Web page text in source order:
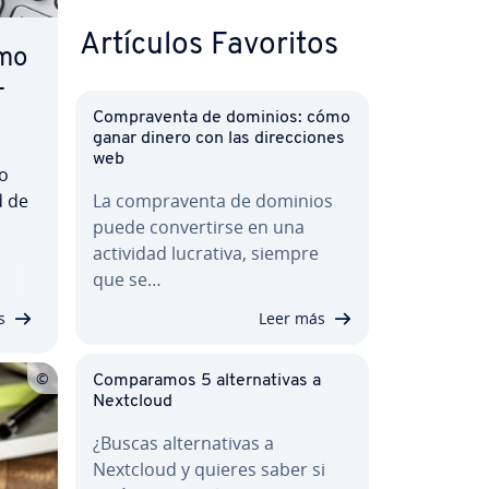
de
Artículos Favoritos
Co­m­pra­ve­n­ta de dominios: cómo
ganar dinero con las di­re­c­cio­nes
web
La co­m­pra­ve­n­ta de dominios
puede co­n­ve­r­ti­r­se en una
actividad lucrativa, siempre
que se…
Leer más
Co­m­pa­ra­mos 5 al­te­r­na­ti­vas a
Nextcloud
¿Buscas al­te­r­na­ti­vas a
Nextcloud y quieres saber si